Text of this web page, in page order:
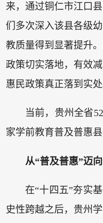
来，通过铜仁市江口
们多次深入该县各级
教质量得到显著提升
政策切实落地，有效
惠民政策真正落到实处
当前，贵州全省
家学前教育普及普惠县
从“普及普惠”迈
在“十四五”夯实
史性跨越之后，贵州